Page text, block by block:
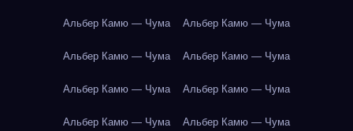
Альбер Камю — Чума Альбер Камю — Чума
Альбер Камю — Чума Альбер Камю — Чума
Альбер Камю — Чума Альбер Камю — Чума
Альбер Камю — Чума Альбер Камю — Чума